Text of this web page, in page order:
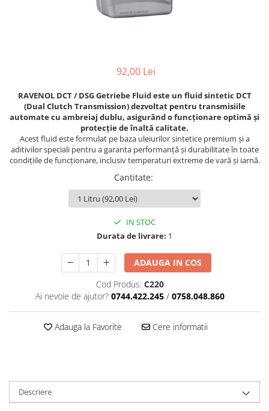
92,00 Lei
RAVENOL DCT / DSG Getriebe Fluid este un fluid sintetic DCT
(Dual Clutch Transmission) dezvoltat pentru transmisiile
automate cu ambreiaj dublu, asigurând o funcționare optimă și
protecție de înaltă calitate.
Acest fluid este formulat pe baza uleiurilor sintetice premium și a
aditivilor speciali pentru a garanta performanță și durabilitate în toate
condițiile de funcționare, inclusiv temperaturi extreme de vară și iarnă.
Cantitate:
IN STOC
Durata de livrare: 1
ADAUGA IN COS
Cod Produs: C220
Ai nevoie de ajutor? 0744.422.245 / 0758.048.860
Adauga la Favorite Cere informatii
Descriere